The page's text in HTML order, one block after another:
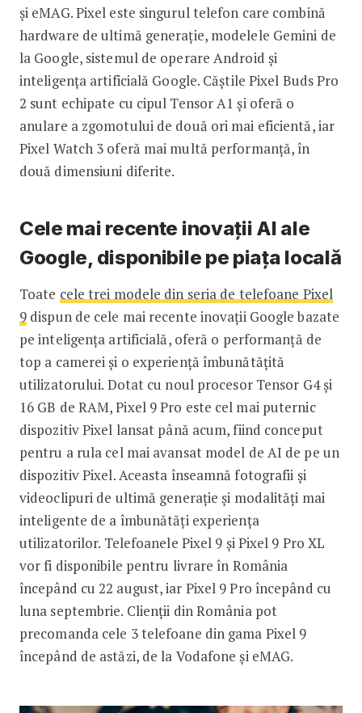
și eMAG. Pixel este singurul telefon care combină
hardware de ultimă generație, modelele Gemini de
la Google, sistemul de operare Android și
inteligența artificială Google. Căștile Pixel Buds Pro
2 sunt echipate cu cipul Tensor A1 și oferă o
anulare a zgomotului de două ori mai eficientă, iar
Pixel Watch 3 oferă mai multă performanță, în
două dimensiuni diferite.
Cele mai recente inovații AI ale
Google, disponibile pe piața locală
Toate cele trei modele din seria de telefoane Pixel
9 dispun de cele mai recente inovații Google bazate
pe inteligența artificială, oferă o performanță de
top a camerei și o experiență îmbunătățită
utilizatorului. Dotat cu noul procesor Tensor G4 și
16 GB de RAM, Pixel 9 Pro este cel mai puternic
dispozitiv Pixel lansat până acum, fiind conceput
pentru a rula cel mai avansat model de AI de pe un
dispozitiv Pixel. Aceasta înseamnă fotografii și
videoclipuri de ultimă generație și modalități mai
inteligente de a îmbunătăți experiența
utilizatorilor. Telefoanele Pixel 9 și Pixel 9 Pro XL
vor fi disponibile pentru livrare în România
începând cu 22 august, iar Pixel 9 Pro începând cu
luna septembrie. Clienții din România pot
precomanda cele 3 telefoane din gama Pixel 9
începând de astăzi, de la Vodafone și eMAG.